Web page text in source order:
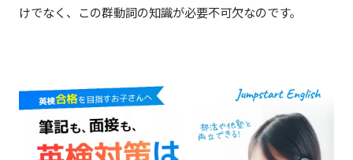
けでなく、この群動詞の知識が必要不可欠なのです。